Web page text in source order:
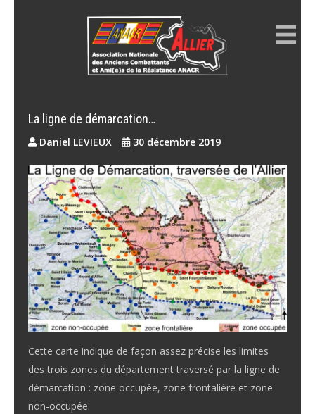
La ligne de démarcation…
Daniel LEVIEUX 30 décembre 2019
Cette carte indique de façon assez précise les limites
des trois zones du département traversé par la ligne de
démarcation : zone occupée, zone frontalière et zone
non-occupée.